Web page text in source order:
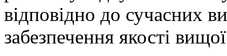
відповідно до сучасних
забезпечення якості